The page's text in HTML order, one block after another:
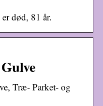
er død, 81 år.
Træ- Parket- og